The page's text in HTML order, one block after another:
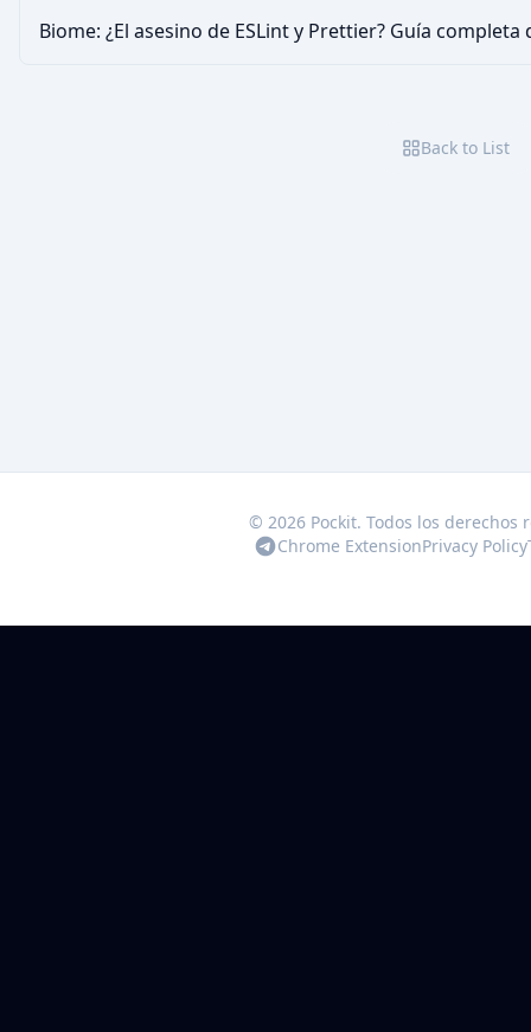
Biome: ¿El asesino de ESLint y Prettier? Guía
Back to List
© 2026 Pockit. Todos los derechos
Chrome ExtensionPrivacy Policy